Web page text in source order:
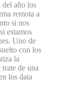
del año los
remota a
si nos
estamos
Uno de
con los
la
de una
los data